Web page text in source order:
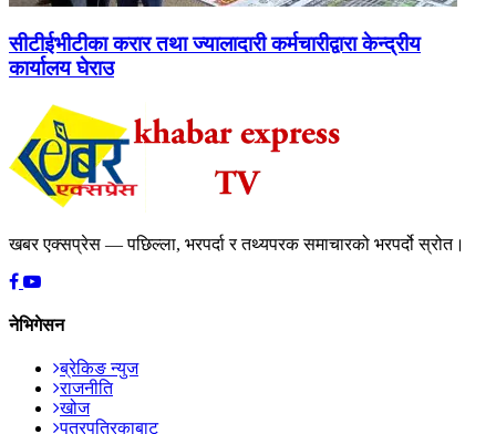
सीटीईभीटीका करार तथा ज्यालादारी कर्मचारीद्वारा केन्द्रीय
कार्यालय घेराउ
खबर एक्सप्रेस — पछिल्ला, भरपर्दा र तथ्यपरक समाचारको भरपर्दो स्रोत।
नेभिगेसन
ब्रेकिङ न्युज
राजनीति
खोज
पत्रपत्रिकाबाट